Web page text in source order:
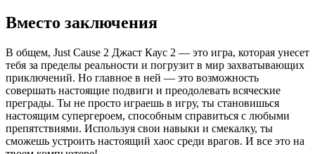
Вместо заключения
В общем, Just Cause 2 Джаст Каус 2 — это игра, которая унесет
тебя за пределы реальности и погрузит в мир захватывающих
приключений. Но главное в ней — это возможность
совершать настоящие подвиги и преодолевать всяческие
преграды. Ты не просто играешь в игру, ты становишься
настоящим супергероем, способным справиться с любыми
препятствиями. Используя свои навыки и смекалку, ты
сможешь устроить настоящий хаос среди врагов. И все это на